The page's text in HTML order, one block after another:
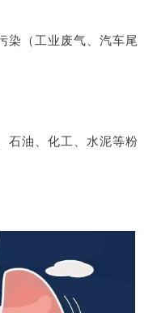
染（工业废气、汽车尾
石油、化工、水泥等粉